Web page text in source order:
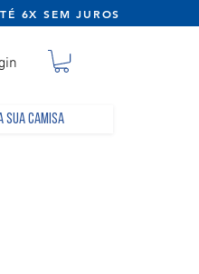
JUROS
sua camisa